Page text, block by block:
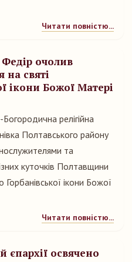
Читати повністю...
очолив
на святі
ікони Божої Матері
релігійна
Полтавського району
та
куточків Полтавщини
Горбанівської ікони Божої
Читати повністю...
єпархії освячено